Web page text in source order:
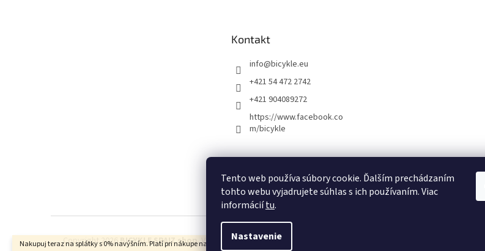
Tento web používa súbory cookie. Ďalším prechádzaním
tohto webu vyjadrujete súhlas s ich používaním. Viac
informáciítu.
Nastavenie
Nakupuj teraz na splátky s 0% navýšním. Platí pri nákupe nad 100€.
Kontakt
info@bicykle.eu
+421 54 472 2742
+421 904089272
https://www.facebook.co
m/bicykle
Copyright 2026BICYKLE SPAIZ shop. Všetky práva vyhradené.